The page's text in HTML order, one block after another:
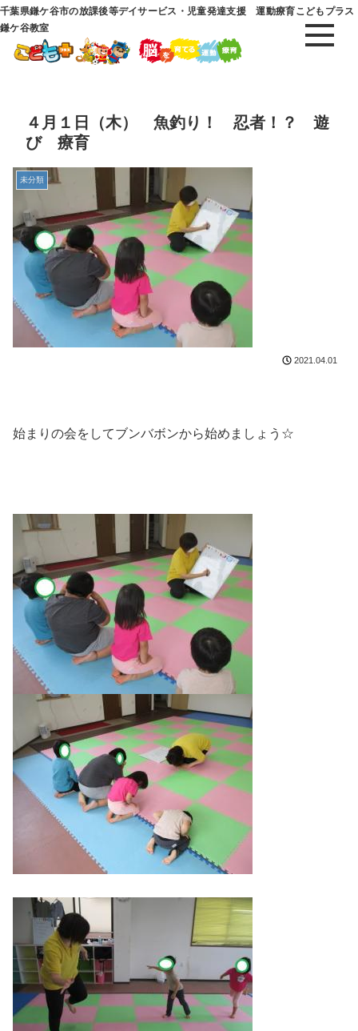
千葉県鎌ケ谷市の放課後等デイサービス・児童発達支援 運動療育こどもプラス
鎌ケ谷教室
４月１日（木） 魚釣り！ 忍者！？ 遊
び 療育
未分類
2021.04.01
始まりの会をしてブンバボンから始めましょう☆